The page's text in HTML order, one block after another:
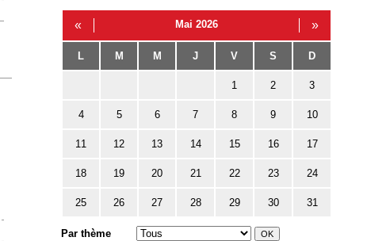
« Mai 2026 »
L M M J V S D
1 2 3
4 5 6 7 8 9 10
11 12 13 14 15 16 17
18 19 20 21 22 23 24
25 26 27 28 29 30 31
Par thème